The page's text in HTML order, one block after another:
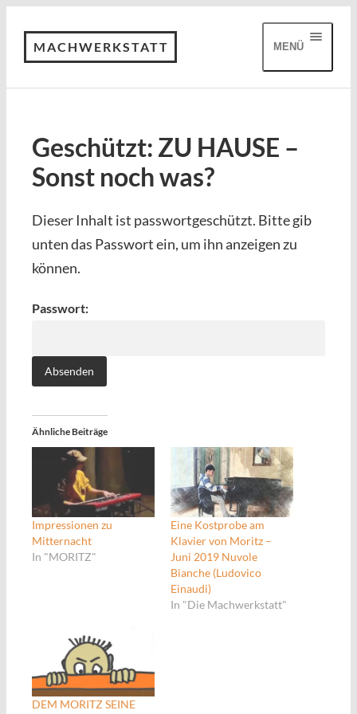
MACHWERKSTATT MENÜ
Geschützt: ZU HAUSE –
Sonst noch was?
Dieser Inhalt ist passwortgeschützt. Bitte gib
unten das Passwort ein, um ihn anzeigen zu
können.
Passwort:
Ähnliche Beiträge
Impressionen zu
Mitternacht
In "MORITZ"
Eine Kostprobe am
Klavier von Moritz –
Juni 2019 Nuvole
Bianche (Ludovico
Einaudi)
In "Die Machwerkstatt"
DEM MORITZ SEINE